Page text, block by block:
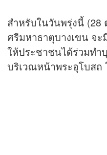
สำหรับในวันพรุ่งนี้ (28
ศรีมหาธาตุบางเขน จ
ให้ประชาชนได้ร่วมท
บริเวณหน้าพระอุโบสถ